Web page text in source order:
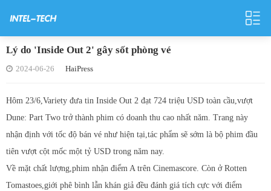
Lý do 'Inside Out 2' gây sốt phòng vé
2024-06-26 HaiPress
Hôm 23/6,Variety đưa tin Inside Out 2 đạt 724 triệu USD toàn cầu,vượt
Dune: Part Two trở thành phim có doanh thu cao nhất năm. Trang này
nhận định với tốc độ bán vé như hiện tại,tác phẩm sẽ sớm là bộ phim đầu
tiên vượt cột mốc một tỷ USD trong năm nay.
Về mặt chất lượng,phim nhận điểm A trên Cinemascore. Còn ở Rotten
Tomastoes,giới phê bình lẫn khán giả đều đánh giá tích cực với điểm